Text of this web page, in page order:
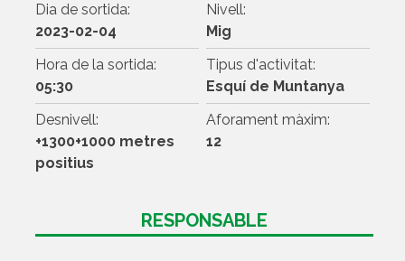
Dia de sortida:
2023-02-04
Nivell:
Mig
Hora de la sortida:
05:30
Tipus d'activitat:
Esquí de Muntanya
Desnivell:
+1300+1000 metres
positius
Aforament màxim:
12
RESPONSABLE